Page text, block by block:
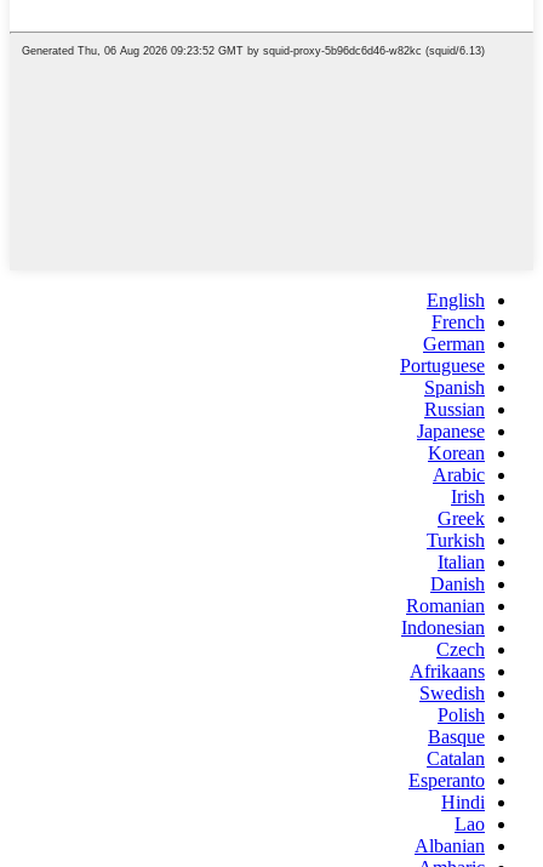
English
French
German
Portuguese
Spanish
Russian
Japanese
Korean
Arabic
Irish
Greek
Turkish
Italian
Danish
Romanian
Indonesian
Czech
Afrikaans
Swedish
Polish
Basque
Catalan
Esperanto
Hindi
Lao
Albanian